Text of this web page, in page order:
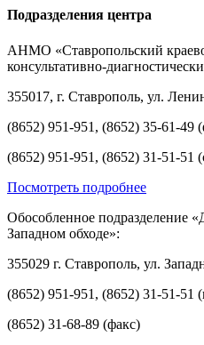
Подразделения центра
АНМО «Ставропольский
консультативно-
355017, г. Ставрополь, ул.
(8652) 951-951, (8652) 35-61-49
(8652) 951-951, (8652) 31-51-51
Посмотреть подробнее
Обособленное подразделение
Западном обходе»:
355029 г. Ставрополь, ул.
(8652) 951-951, (8652) 31-51-51
(8652) 31-68-89 (факс)